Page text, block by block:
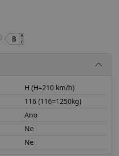
H (H=210 km/h)
116 (116=1250kg)
Ano
Ne
Ne